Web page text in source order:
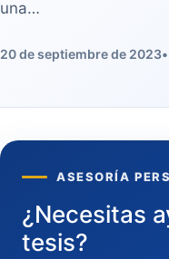
una…
20 de septiembre de 2023•
ASESORÍA
¿Necesitas
tesis?